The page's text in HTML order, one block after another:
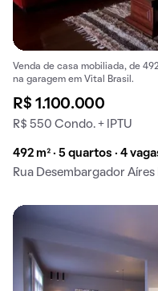
Venda de casa mobiliada, de
na garagem em Vital Brasil.
R$ 1.100.000
R$ 550 Condo. + IPTU
492 m² · 5 quartos · 4
Rua Desembargador Aíres